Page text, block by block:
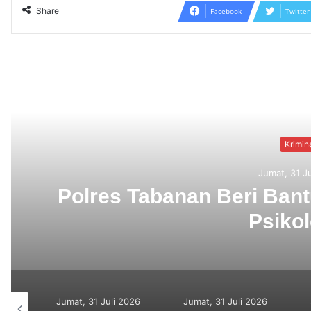
Share Facebook Twitter
Berbekal CCTV,
Jumat, 31 Juli 2026 Senin, 27 Juli 2026